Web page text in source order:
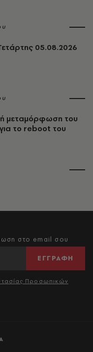
05.08.2026
μεταμόρφωση του
το reboot του
στο email σου
ΕΓΓΡΑΦΗ
Προσωπικών